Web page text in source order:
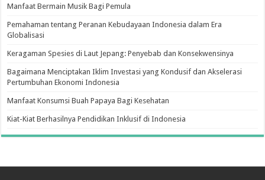
Manfaat Bermain Musik Bagi Pemula
Pemahaman tentang Peranan Kebudayaan Indonesia dalam Era
Globalisasi
Keragaman Spesies di Laut Jepang: Penyebab dan Konsekwensinya
Bagaimana Menciptakan Iklim Investasi yang Kondusif dan Akselerasi
Pertumbuhan Ekonomi Indonesia
Manfaat Konsumsi Buah Papaya Bagi Kesehatan
Kiat-Kiat Berhasilnya Pendidikan Inklusif di Indonesia